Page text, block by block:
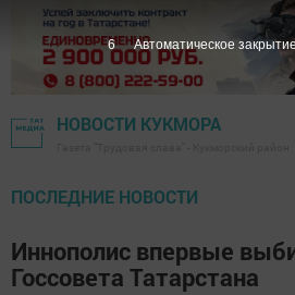
НОВОСТИ КУКМОРА
ПОСЛЕДНИЕ НОВОСТИ
Иннополис впервые
Госсовета Татарстана
4 Автоматическое